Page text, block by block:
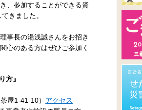
、参加することができる資
きました。
事長の湯浅誠さんをお招き
心のある方はぜひご参加く
方』
屋1-41-10） アクセス